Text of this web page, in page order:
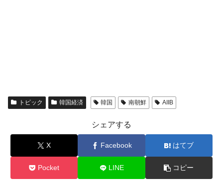
トピック 韓国経済 韓国 南朝鮮 AIIB
シェアする
X Facebook はてブ
Pocket LINE コピー